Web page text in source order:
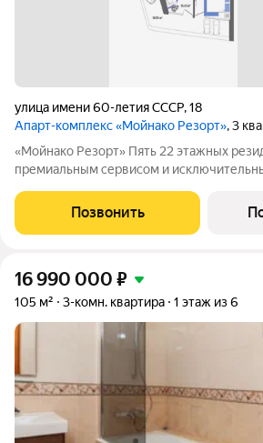
улица имени 60-летия СССР,18
Апарт-комплекс «Мойнако Резорт», 3
«Мойнако Резорт» Пять 22 этажных резиденций наполненных
премиальным сервисом и
побережье Черного моря в г. Евпатория.
который превращает мечты о жизни в
Позвонить
16 990 000 ₽
105 м² 3-комн. квартира 1 этаж из 6